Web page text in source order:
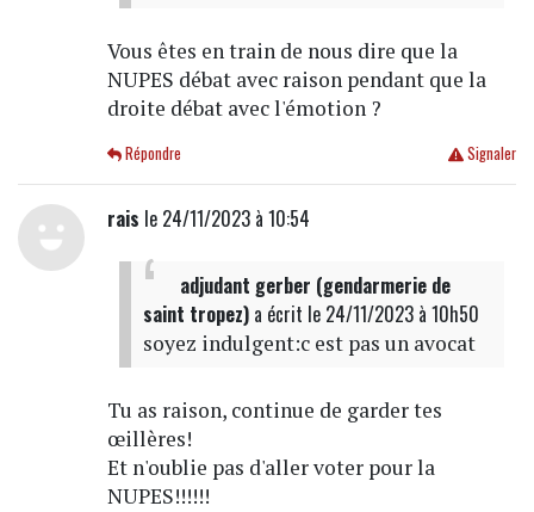
Vous êtes en train de nous dire que la
NUPES débat avec raison pendant que la
droite débat avec l'émotion ?
Signaler
Répondre
rais le 24/11/2023 à 10:54
adjudant gerber (gendarmerie de
saint tropez)a écrit le 24/11/2023 à 10h50
soyez indulgent:c est pas un avocat
Tu as raison, continue de garder tes
œillères!
Et n'oublie pas d'aller voter pour la
NUPES!!!!!!